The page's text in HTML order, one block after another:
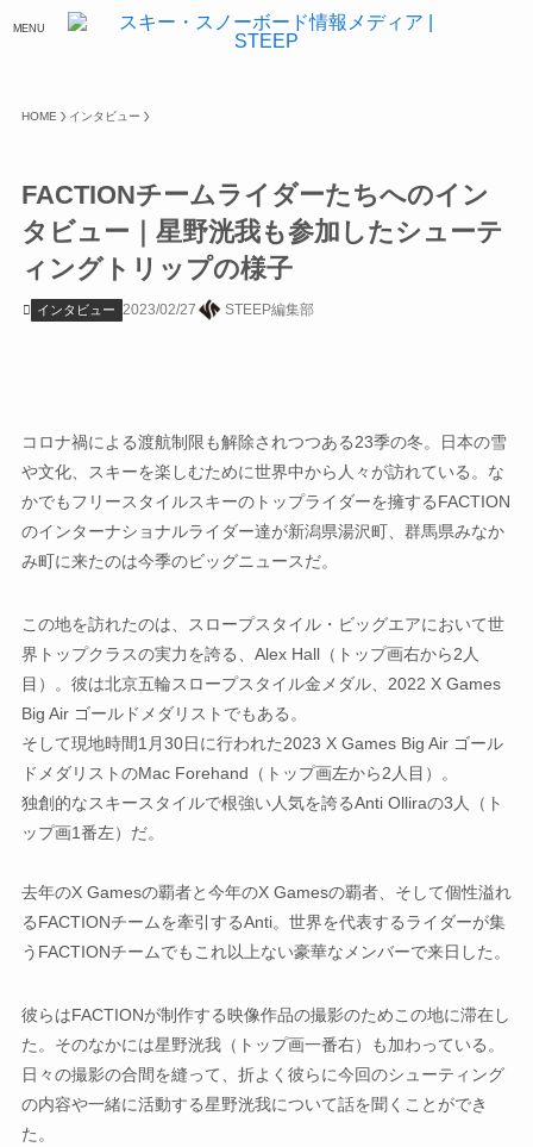
MENU
HOME インタビュー
FACTIONチームライダーたちへのイン
タビュー｜星野洸我も参加したシューテ
ィングトリップの様子
インタビュー 2023/02/27 STEEP編集部
コロナ禍による渡航制限も解除されつつある23季の冬。日本の雪
や文化、スキーを楽しむために世界中から人々が訪れている。な
かでもフリースタイルスキーのトップライダーを擁するFACTION
のインターナショナルライダー達が新潟県湯沢町、群馬県みなか
み町に来たのは今季のビッグニュースだ。
この地を訪れたのは、スロープスタイル・ビッグエアにおいて世
界トップクラスの実力を誇る、Alex Hall（トップ画右から2人
目）。彼は北京五輪スロープスタイル金メダル、2022 X Games
Big Air ゴールドメダリストでもある。
そして現地時間1月30日に行われた2023 X Games Big Air ゴール
ドメダリストのMac Forehand（トップ画左から2人目）。
独創的なスキースタイルで根強い人気を誇るAnti Olliraの3人（ト
ップ画1番左）だ。
去年のX Gamesの覇者と今年のX Gamesの覇者、そして個性溢れ
るFACTIONチームを牽引するAnti。世界を代表するライダーが集
うFACTIONチームでもこれ以上ない豪華なメンバーで来日した。
彼らはFACTIONが制作する映像作品の撮影のためこの地に滞在し
た。そのなかには星野洸我（トップ画一番右）も加わっている。
日々の撮影の合間を縫って、折よく彼らに今回のシューティング
の内容や一緒に活動する星野洸我について話を聞くことができ
た。